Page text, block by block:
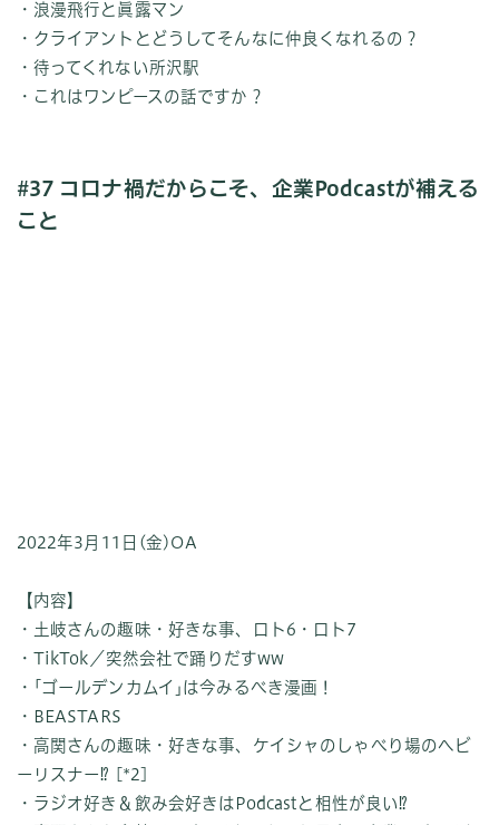
・浪漫飛行と眞露マン
・クライアントとどうしてそんなに仲良くなれるの？
・待ってくれない所沢駅
・これはワンピースの話ですか？
#37 コロナ禍だからこそ、企業Podcastが補える
こと
2022年3月11日(金)OA
【内容】
・土岐さんの趣味・好きな事、ロト6・ロト7
・TikTok／突然会社で踊りだすww
・｢ゴールデンカムイ｣は今みるべき漫画！
・BEASTARS
・高関さんの趣味・好きな事、ケイシャのしゃべり場のヘビ
ーリスナー⁉︎ [*2]
・ラジオ好き＆飲み会好きはPodcastと相性が良い⁉︎